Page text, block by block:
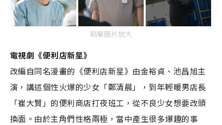
點擊圖片放大
電視劇《便利店新星》
改編自同名漫畫的《便利店新星》由金裕貞、池昌旭主
演，講述個性火爆的少女「鄭清晨」，到年輕暖男店長
「崔大賢」的便利商店打夜班工，從不良少女想要改頭
換面。由於主角們性格兩極，當中產生很多爆趣的事